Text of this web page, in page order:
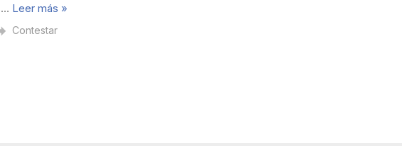
… Leer más »
Contestar